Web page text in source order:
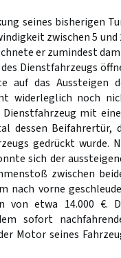
seines bisherigen
zwischen 5 und
er zumindest
Dienstfahrzeugs
auf das Aussteigen
widerleglich noch
mit
dessen Beifahrertür,
gedrückt wurde.
sich der
zwischen
nach vorne
von etwa 14.000 €.
sofort
Motor seines